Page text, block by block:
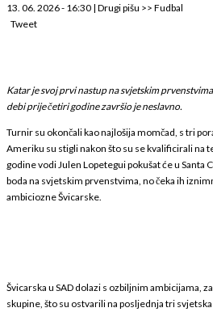
13. 06. 2026 - 16:30 | Drugi pišu >> Fudbal
Tweet
Katar je svoj prvi nastup na svjetskim
debi prije četiri godine završio je neslavno.
Turnir su okončali kao najlošija momčad, s tri
Ameriku su stigli nakon što su se kvalificirali na
godine vodi Julen Lopetegui pokušat će u Santa
boda na svjetskim prvenstvima, no čeka ih
ambiciozne Švicarske.
Švicarska u SAD dolazi s ozbiljnim ambicijama,
skupine, što su ostvarili na posljednja tri